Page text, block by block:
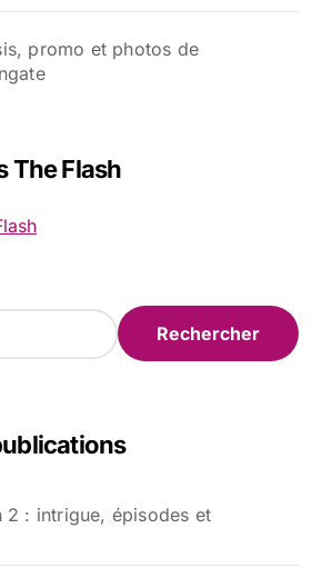
promo et photos de
The Flash
2 : intrigue, épisodes et